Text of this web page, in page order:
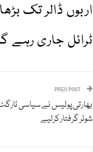
اربوں ڈالر تک
ٹرائل جاری رہے
شوٹر گرفتارکرلیے